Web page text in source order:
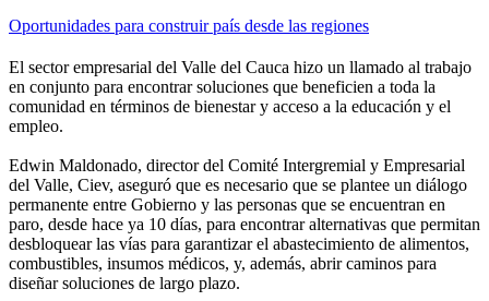
Oportunidades para construir país desde las regiones
El sector empresarial del Valle del Cauca hizo un llamado al trabajo
en conjunto para encontrar soluciones que beneficien a toda la
comunidad en términos de bienestar y acceso a la educación y el
empleo.
Edwin Maldonado, director del Comité Intergremial y Empresarial
del Valle, Ciev, aseguró que es necesario que se plantee un diálogo
permanente entre Gobierno y las personas que se encuentran en
paro, desde hace ya 10 días, para encontrar alternativas que permitan
desbloquear las vías para garantizar el abastecimiento de alimentos,
combustibles, insumos médicos, y, además, abrir caminos para
diseñar soluciones de largo plazo.